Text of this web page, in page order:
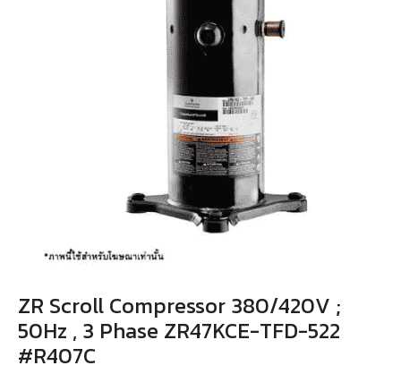
ZR Scroll Compressor 380/420V ;
50Hz , 3 Phase ZR47KCE-TFD-522
#R407C